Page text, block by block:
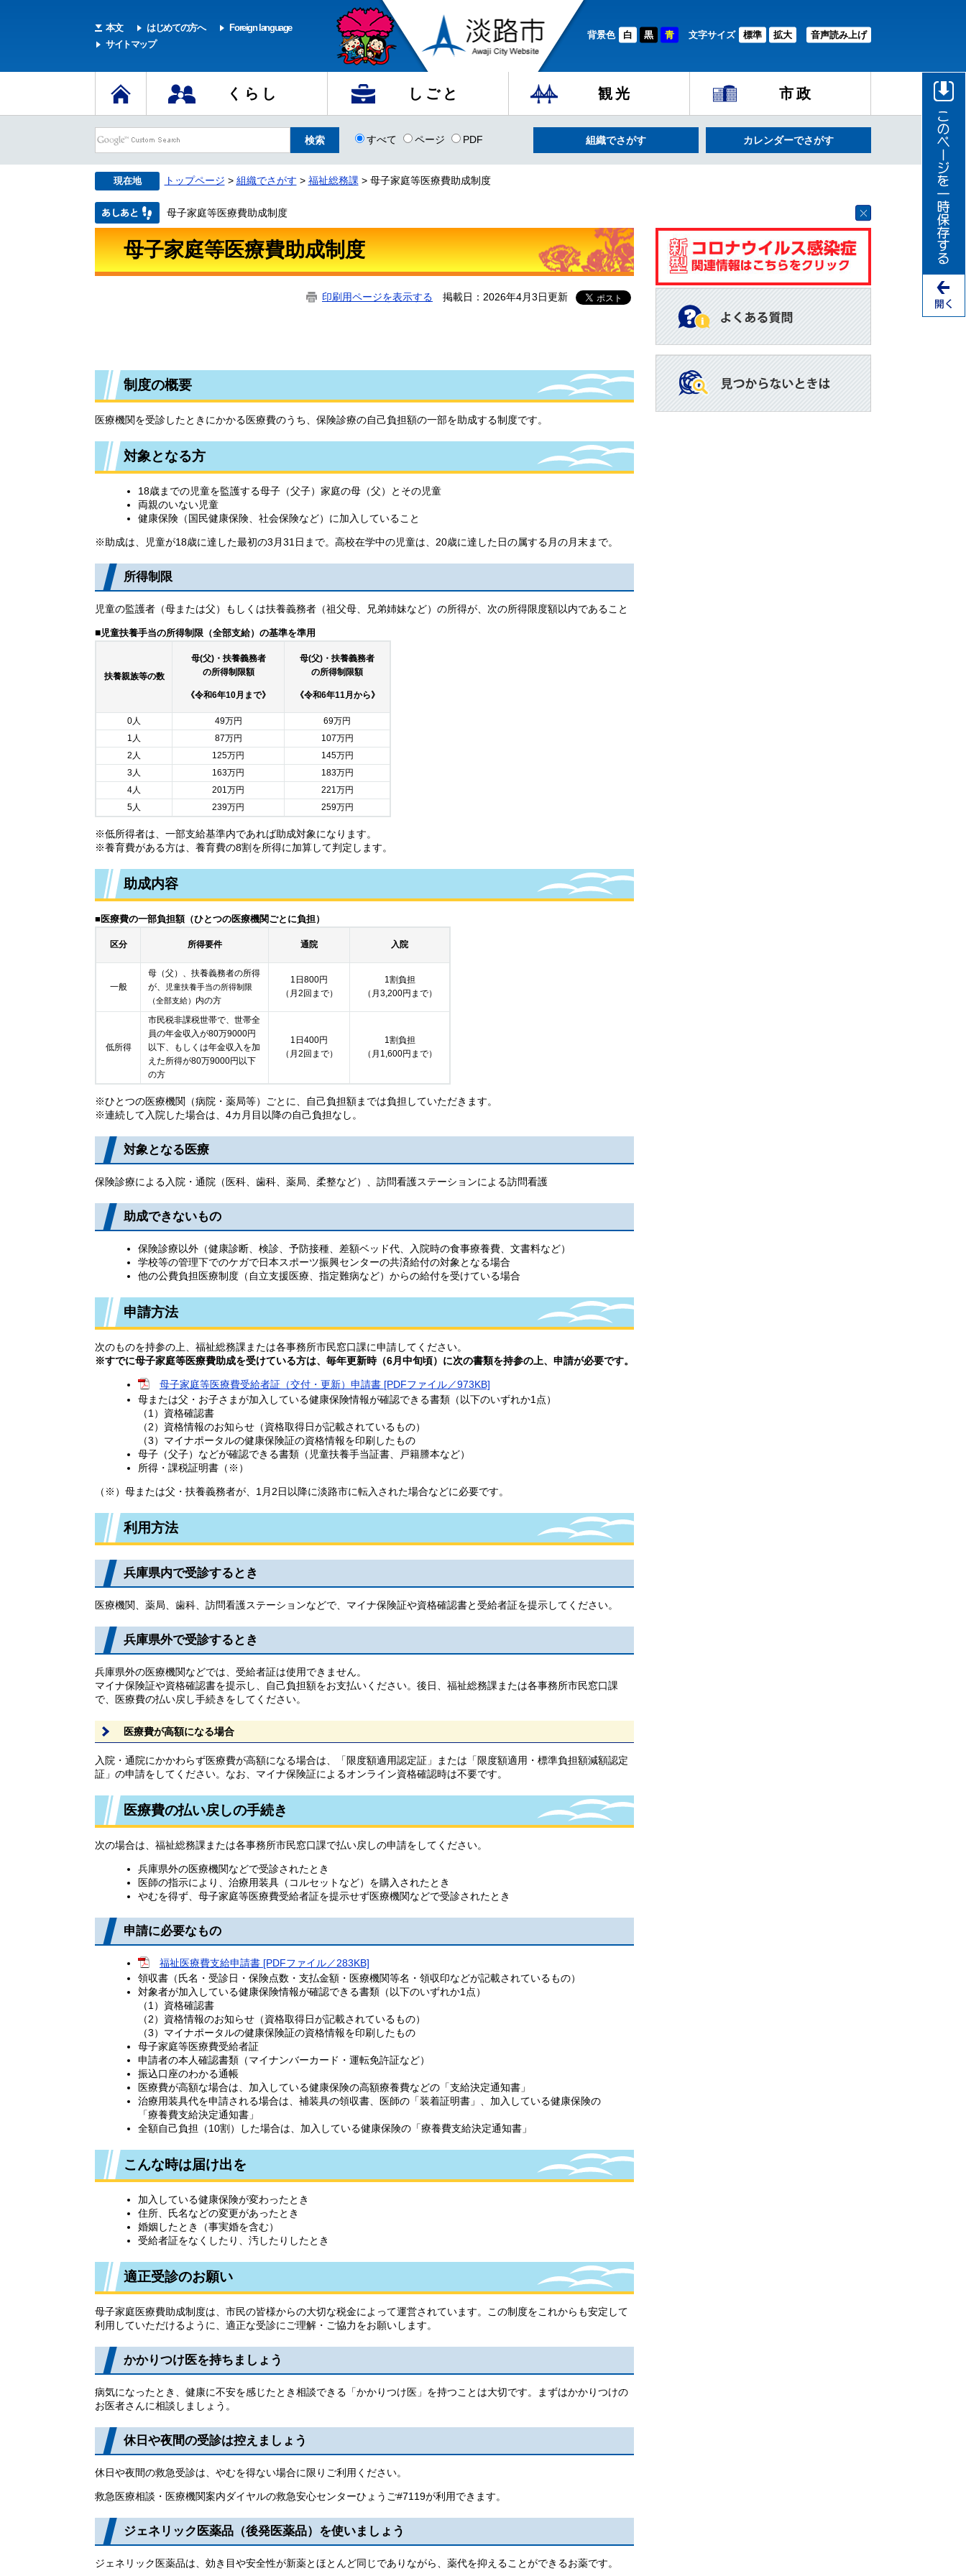
本文 はじめての方へ
Foreign language
サイトマップ
背景色 白 黒 青 文字サイズ 標準 拡大 音声読み上げ
くらし しごと 観光 市政
すべて ページ PDF 組織でさがす カレンダーでさがす
現在地 トップページ > 組織でさがす > 福祉総務課 > 母子家庭等医療費助成制度
母子家庭等医療費助成制度
母子家庭等医療費助成制度
印刷用ページを表示する 掲載日：2026年4月3日更新
制度の概要
医療機関を受診したときにかかる医療費のうち、保険診療の自己負担額の一部を助成する制度です。
対象となる方
18歳までの児童を監護する母子（父子）家庭の母（父）とその児童
両親のいない児童
健康保険（国民健康保険、社会保険など）に加入していること
※助成は、児童が18歳に達した最初の3月31日まで。高校在学中の児童は、20歳に達した日の属する月の月末まで。
所得制限
児童の監護者（母または父）もしくは扶養義務者（祖父母、兄弟姉妹など）の所得が、次の所得限度額以内であること
■児童扶養手当の所得制限（全部支給）の基準を準用
扶養親族等の数
母(父)・扶養義務者
の所得制限額
《令和6年10月まで》
母(父)・扶養義務者
の所得制限額
《令和6年11月から》
0人 49万円
69万円
1人
87万円
107万円
2人
125万円
145万円
3人
163万円
183万円
4人
201万円
221万円
5人
239万円 259万円
※低所得者は、一部支給基準内であれば助成対象になります。
※養育費がある方は、養育費の8割を所得に加算して判定します。
助成内容​
■医療費の一部負担額（ひとつの医療機関ごとに負担）
区分 所得要件 通院 入院
一般
母（父）、扶養義務者の所得
が、
児童扶養手当の所得制限
（全部支給） 内の方
1日800円
（月2回まで）
1割負担
（月3,200円まで）
低所得
市民税非課税世帯で、世帯全
員の年金収入が80万9000円
以下、もしくは年金収入を加
えた所得が80万9000円以下
の方
1日400円
（月2回まで）
1割負担
（月1,600円まで）
※ひとつの医療機関（病院・薬局等）ごとに、自己負担額までは負担していただきます。
※連続して入院した場合は、4カ月目以降の自己負担なし。
対象となる医療
保険診療による入院・通院（医科、歯科、薬局、柔整など）、訪問看護ステーションによる訪問看護
助成できないもの
保険診療以外（健康診断、検診、予防接種、差額ベッド代、入院時の食事療養費、文書料など）
学校等の管理下でのケガで日本スポーツ振興センターの共済給付の対象となる場合
他の公費負担医療制度（自立支援医療、指定難病など）からの給付を受けている場合
申請方法
次のものを持参の上、福祉総務課または各事務所市民窓口課に申請してください。
※すでに母子家庭等医療費助成を受けている方は、毎年更新時（6月中旬頃）に次の書類を持参の上、申請が必要です。
母子家庭等医療費受給者証（交付・更新）申請書 [PDFファイル／973KB]
母または父・お子さまが加入している健康保険情報が確認できる書類（以下のいずれか1点）
（1）資格確認書
​（2）資格情報のお知らせ（資格取得日が記載されているもの）
（3）マイナポータルの健康保険証の資格情報を印刷したもの
母子（父子）などが確認できる書類（児童扶養手当証書、戸籍謄本など）
所得・課税証明書（※）
（※）母または父・扶養義務者が、1月2日以降に淡路市に転入された場合などに必要です。
利用方法
兵庫県内で受診するとき
医療機関、薬局、歯科、訪問看護ステーションなどで、マイナ保険証や資格確認書と受給者証を提示してください。
兵庫県外で受診するとき
兵庫県外の医療機関などでは、受給者証は使用できません。
マイナ保険証や資格確認書を提示し、自己負担額をお支払いください。後日、福祉総務課または各事務所市民窓口課
で、医療費の払い戻し手続きをしてください。
医療費が高額になる場合
入院・通院にかかわらず医療費が高額になる場合は、「限度額適用認定証」または「限度額適用・標準負担額減額認定
証」の申請をしてください。なお、マイナ保険証によるオンライン資格確認時は不要です。
医療費の払い戻しの手続き
次の場合は、福祉総務課または各事務所市民窓口課で払い戻しの申請をしてください。
兵庫県外の医療機関などで受診されたとき
医師の指示により、治療用装具（コルセットなど）を購入されたとき
やむを得ず、母子家庭等医療費受給者証を提示せず医療機関などで受診されたとき
申請に必要なもの
福祉医療費支給申請書 [PDFファイル／283KB]
領収書（氏名・受診日・保険点数・支払金額・医療機関等名・領収印などが記載されているもの）
対象者が加入している健康保険情報が確認できる書類（以下のいずれか1点）
（1）資格確認書
（2）資格情報のお知らせ（資格取得日が記載されているもの）
（3）マイナポータルの健康保険証の資格情報を印刷したもの
母子家庭等医療費受給者証
申請者の本人確認書類（マイナンバーカード・運転免許証など）
振込口座のわかる通帳
医療費が高額な場合は、加入している健康保険の高額療養費などの「支給決定通知書」
治療用装具代を申請される場合は、補装具の領収書、医師の「装着証明書」、加入している健康保険の
「療養費支給決定通知書」
全額自己負担（10割）した場合は、加入している健康保険の「療養費支給決定通知書」
こんな時は届け出を
加入している健康保険が変わったとき
住所、氏名などの変更があったとき
婚姻したとき（事実婚を含む）
受給者証をなくしたり、汚したりしたとき
適正受診のお願い
母子家庭医療費助成制度は、市民の皆様からの大切な税金によって運営されています。この制度をこれからも安定して
利用していただけるように、適正な受診にご理解・ご協力をお願いします。
かかりつけ医を持ちましょう
病気になったとき、健康に不安を感じたとき相談できる「かかりつけ医」を持つことは大切です。まずはかかりつけの
お医者さんに相談しましょう。
休日や夜間の受診は控えましょう
休日や夜間の救急受診は、やむを得ない場合に限りご利用ください。
救急医療相談・医療機関案内ダイヤルの救急安心センターひょうご#7119が利用できます。
ジェネリック医薬品（後発医薬品）を使いましょう
ジェネリック医薬品は、効き目や安全性が新薬とほとんど同じでありながら、薬代を抑えることができるお薬です。